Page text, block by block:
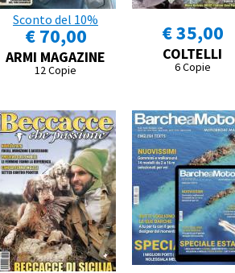
Sconto del 10%
€ 70,00
ARMI MAGAZINE
12 Copie
€ 35,00
COLTELLI
6 Copie